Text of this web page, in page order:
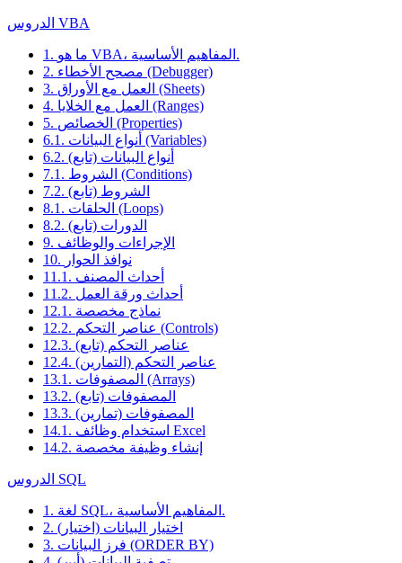
الدروس VBA
1. ما هو VBA، المفاهيم الأساسية.
2. مصحح الأخطاء (Debugger)
3. العمل مع الأوراق (Sheets)
4. العمل مع الخلايا (Ranges)
5. الخصائص (Properties)
6.1. أنواع البيانات (Variables)
6.2. أنواع البيانات (تابع)
7.1. الشروط (Conditions)
7.2. الشروط (تابع)
8.1. الحلقات (Loops)
8.2. الدورات (تابع)
9. الإجراءات والوظائف
10. نوافذ الحوار
11.1. أحداث المصنف
11.2. أحداث ورقة العمل
12.1. نماذج مخصصة
12.2. عناصر التحكم (Controls)
12.3. عناصر التحكم (تابع)
12.4. عناصر التحكم (التمارين)
13.1. المصفوفات (Arrays)
13.2. المصفوفات (تابع)
13.3. المصفوفات (تمارين)
14.1. استخدام وظائف Excel
14.2. إنشاء وظيفة مخصصة
الدروس SQL
1. لغة SQL، المفاهيم الأساسية.
2. اختيار البيانات (اختيار)
3. فرز البيانات (ORDER BY)